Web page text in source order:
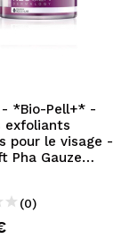
- *Bio-Pell+* -
exfoliants
pour le visage -
Pha Gauze
(0)